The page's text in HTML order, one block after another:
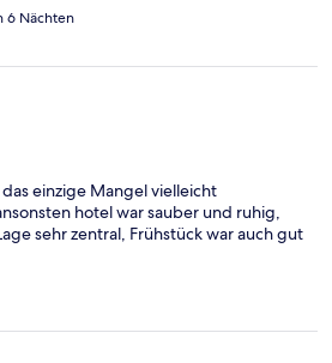
6 Nächten
einzige Mangel vielleicht
hotel war sauber und ruhig,
sehr zentral, Frühstück war auch gut